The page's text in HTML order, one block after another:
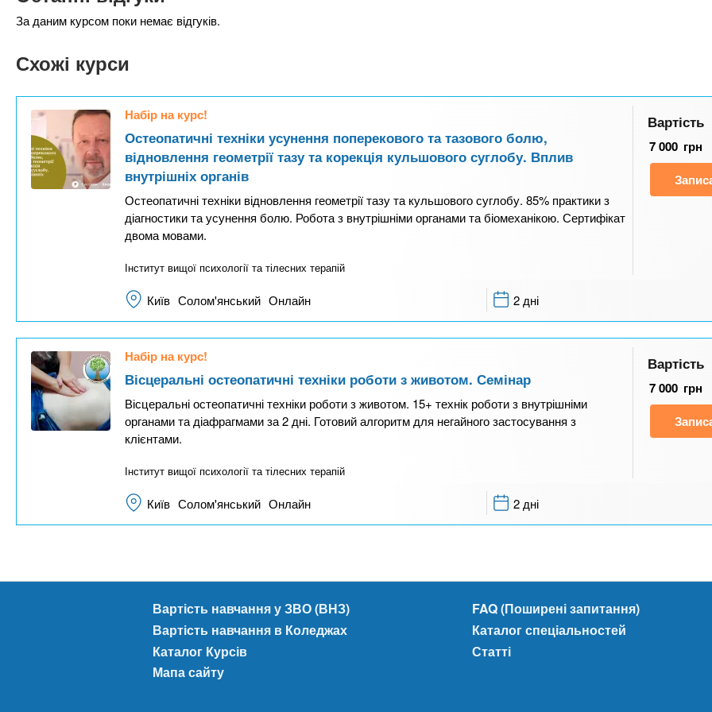
За даним курсом поки немає відгуків.
Схожі курси
Набір на курс!
Остеопатичні техніки усунення поперекового та тазового болю,
відновлення геометрії тазу та корекція кульшового суглобу. Вплив
внутрішніх органів
Остеопатичні техніки відновлення геометрії тазу та кульшового суглобу. 85% практики з
діагностики та усунення болю. Робота з внутрішніми органами та біомеханікою. Сертифікат
двома мовами.
Інститут вищої психології та тілесних терапій
Вартість
7 000 грн
Київ Солом'янський Онлайн 2 дні
Набір на курс!
Вісцеральні остеопатичні техніки роботи з животом. Семінар
Вісцеральні остеопатичні техніки роботи з животом. 15+ технік роботи з внутрішніми
органами та діафрагмами за 2 дні. Готовий алгоритм для негайного застосування з
клієнтами.
Інститут вищої психології та тілесних терапій
Вартість
7 000 грн
Київ Солом'янський Онлайн 2 дні
Вартість навчання у ЗВО (ВНЗ)
Вартість навчання в Коледжах
Каталог Курсів
Мапа сайту
FAQ (Поширені запитання)
Каталог спеціальностей
Статті